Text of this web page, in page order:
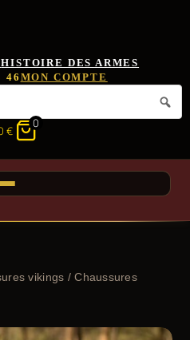
HISTOIRE DES ARMES
46 MON COMPTE
€
0
vikings / Chaussures